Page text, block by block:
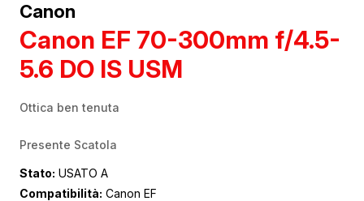
Canon
Canon EF 70-300mm f/4.5-
5.6 DO IS USM
Ottica ben tenuta
Presente Scatola
Stato: USATO A
Compatibilità: Canon EF